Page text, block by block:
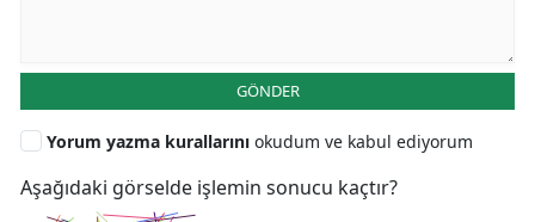
GÖNDER
Yorum yazma kurallarını okudum ve kabul ediyorum
Aşağıdaki görselde işlemin sonucu kaçtır?